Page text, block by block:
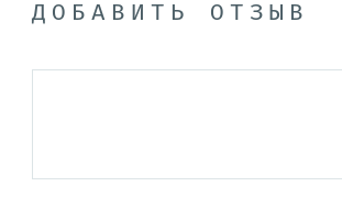
ДОБАВИТЬ ОТЗЫВ